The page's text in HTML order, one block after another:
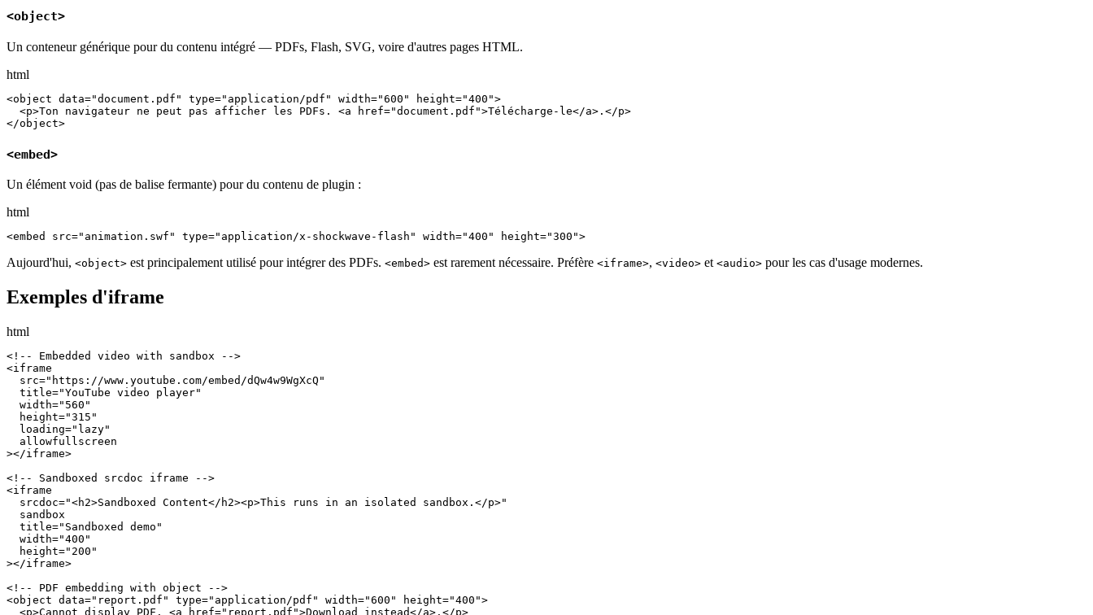
<object>
Un conteneur générique pour du contenu intégré — PDFs, Flash, SVG, voire d'autres pages HTML.
html
<object data="document.pdf" type="application/pdf" width="600" height="400">
  <p>Ton navigateur ne peut pas afficher les PDFs. <a href="document.pdf">Télécharge-le</a>.</p>
</object>
<embed>
Un élément void (pas de balise fermante) pour du contenu de plugin :
html
<embed src="animation.swf" type="application/x-shockwave-flash" width="400" height="300">
Aujourd'hui, <object> est principalement utilisé pour intégrer des PDFs. <embed> est rarement nécessaire. Préfère <iframe>, <video> et <audio> pour les cas d'usage modernes.
Exemples d'iframe
html
<!-- Embedded video with sandbox -->
<iframe
  src="https://www.youtube.com/embed/dQw4w9WgXcQ"
  title="YouTube video player"
  width="560"
  height="315"
  loading="lazy"
  allowfullscreen
></iframe>
<!-- Sandboxed srcdoc iframe -->
<iframe
  srcdoc="<h2>Sandboxed Content</h2><p>This runs in an isolated sandbox.</p>"
  sandbox
  title="Sandboxed demo"
  width="400"
  height="200"
></iframe>
<!-- PDF embedding with object -->
<object data="report.pdf" type="application/pdf" width="600" height="400">
  <p>Cannot display PDF. <a href="report.pdf">Download instead</a>.</p>